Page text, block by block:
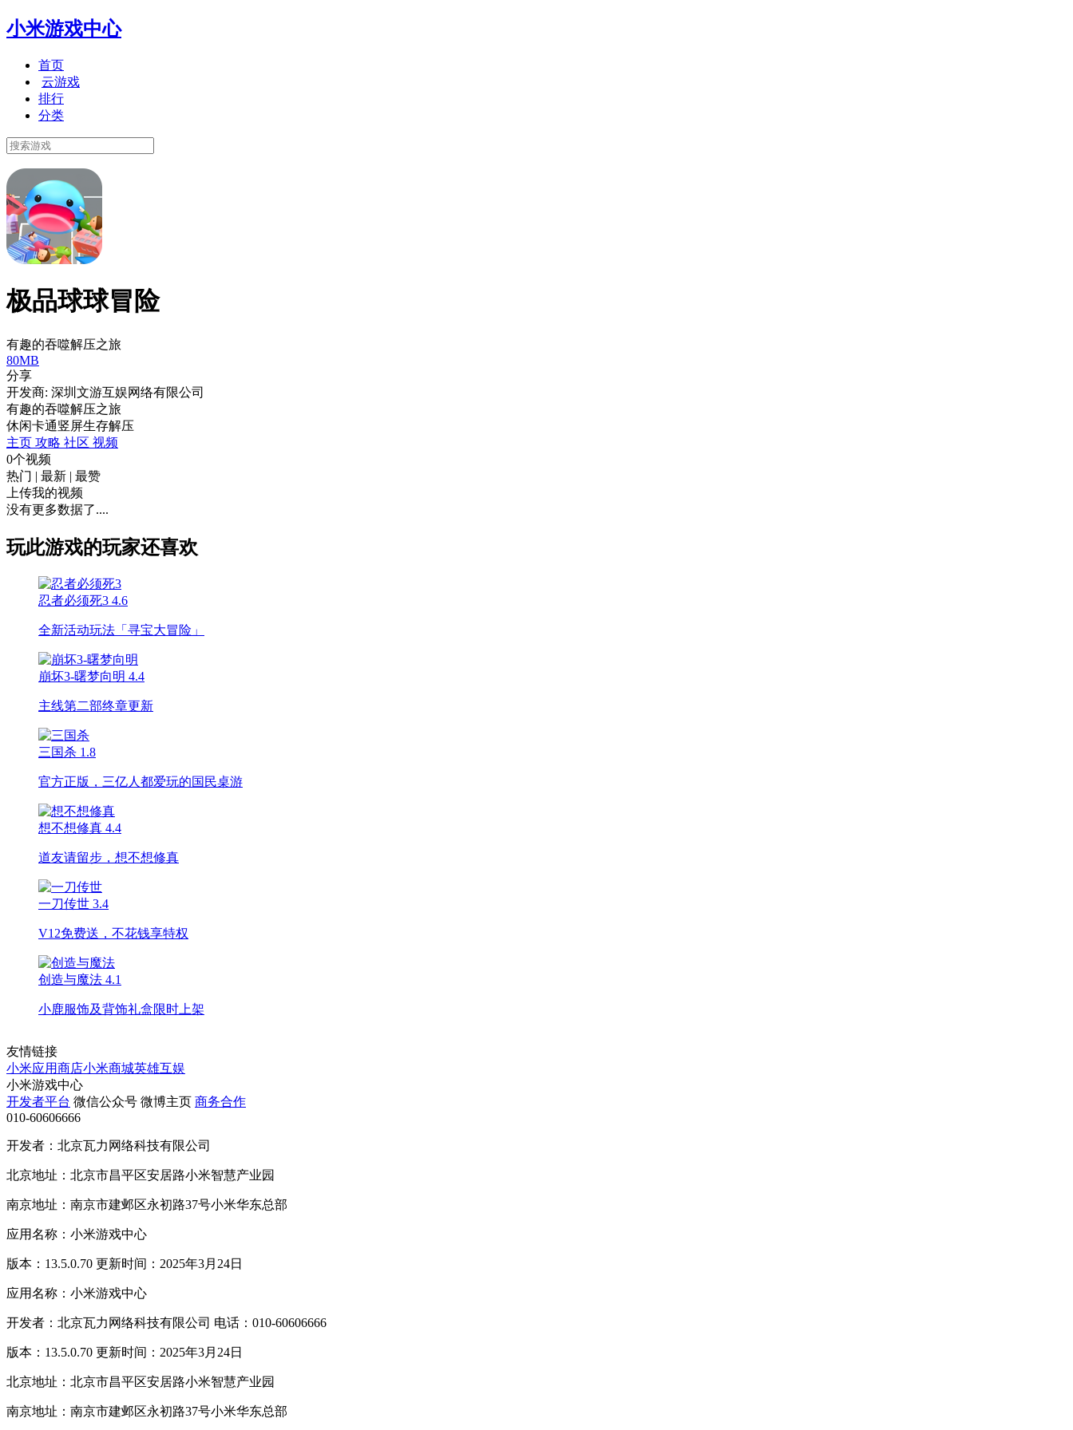
小米游戏中心
首页
云游戏
排行
分类
极品球球冒险
有趣的吞噬解压之旅
80MB
分享
开发商: 深圳文游互娱网络有限公司
有趣的吞噬解压之旅
休闲卡通竖屏生存解压
主页 攻略 社区 视频
0个视频
热门 | 最新 | 最赞
上传我的视频
没有更多数据了....
玩此游戏的玩家还喜欢
忍者必须死3 4.6
全新活动玩法「寻宝大冒险」
崩坏3-曙梦向明 4.4
主线第二部终章更新
三国杀 1.8
官方正版，三亿人都爱玩的国民桌游
想不想修真 4.4
道友请留步，想不想修真
一刀传世 3.4
V12免费送，不花钱享特权
创造与魔法 4.1
小鹿服饰及背饰礼盒限时上架
友情链接
小米应用商店小米商城英雄互娱
小米游戏中心
开发者平台 微信公众号 微博主页 商务合作
010-60606666
开发者：北京瓦力网络科技有限公司
北京地址：北京市昌平区安居路小米智慧产业园
南京地址：南京市建邺区永初路37号小米华东总部
应用名称：小米游戏中心
版本：13.5.0.70 更新时间：2025年3月24日
应用名称：小米游戏中心
开发者：北京瓦力网络科技有限公司 电话：010-60606666
版本：13.5.0.70 更新时间：2025年3月24日
北京地址：北京市昌平区安居路小米智慧产业园
南京地址：南京市建邺区永初路37号小米华东总部